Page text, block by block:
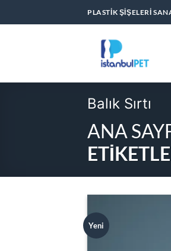
atla
PLASTIK ŞIŞELERI
Balık Sırtı
ANA
Yeni